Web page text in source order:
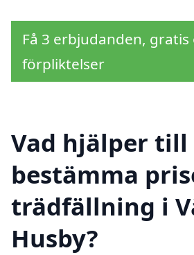
Få 3 erbjudanden,
förpliktelser
Vad hjälper
bestämma
trädfällning i
Husby?